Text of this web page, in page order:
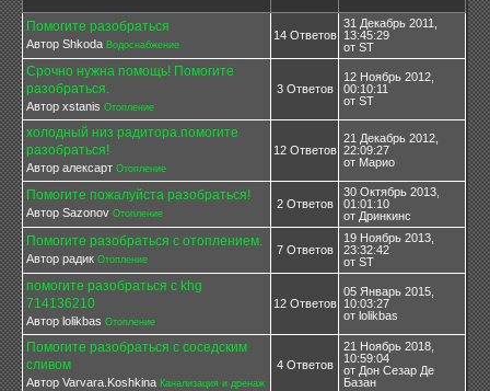
Помогите разобраться
Автор Shkoda Водоснабжение
14 Ответов
31 Декабрь 2011,
13:45:29
от ST
Срочно нужна помощь! Помогите
разобраться.
Автор xstanis Отопление
3 Ответов
12 Ноябрь 2012,
00:10:11
от ST
холодный низ радитора.помогите
разобраться!
Автор алексарт Отопление
12 Ответов
21 Декабрь 2012,
22:09:27
от Марио
Помогите пожалуйста разобраться!
Автор Sazonov Отопление
2 Ответов
30 Октябрь 2013,
01:01:10
от Дринкинс
Помогите разобраться с отоплением.
Автор радик Отопление
7 Ответов
19 Ноябрь 2013,
23:32:42
от ST
помогите разобраться с khg
714136210
Автор lolikbas Отопление
12 Ответов
05 Январь 2015,
10:03:27
от lolikbas
Помогите разобраться с соседским
сливом
Автор Varvara.Koshkina Канализация и дренаж
4 Ответов
21 Ноябрь 2018,
10:59:04
от Дон Сезар Де
Базан